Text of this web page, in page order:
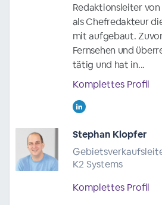
Redaktionsleiter
als Chefredakteur
mit aufgebaut.
Fernsehen und
tätig und hat in...
Komplettes Profil
Stephan Klopfer
K2 Systems
Komplettes Profil